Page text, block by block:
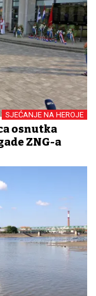
SJEĆANJE NA HEROJE
osnutka
ZNG-a